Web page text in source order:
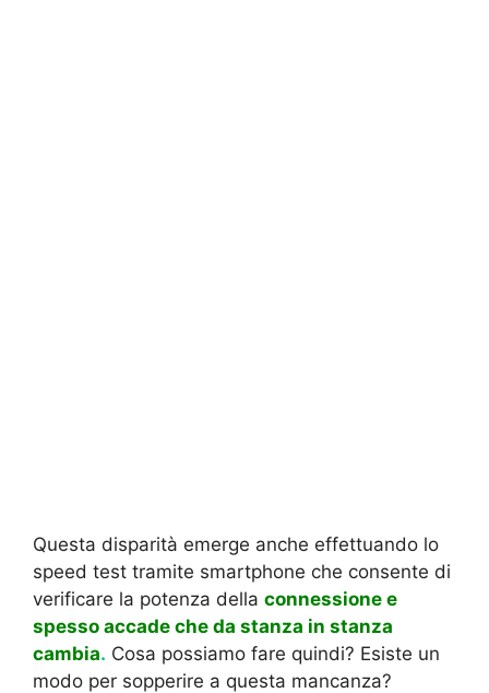
Questa disparità emerge anche effettuando lo
speed test tramite smartphone che consente di
verificare la potenza della connessione e
spesso accade che da stanza in stanza
cambia. Cosa possiamo fare quindi? Esiste un
modo per sopperire a questa mancanza?